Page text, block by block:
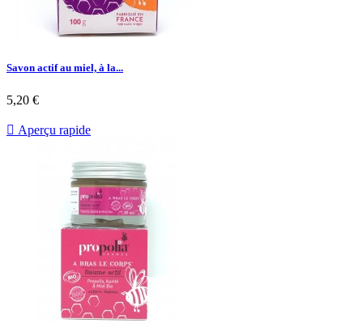
Savon actif au miel, à la...
5,20 €
 Aperçu rapide